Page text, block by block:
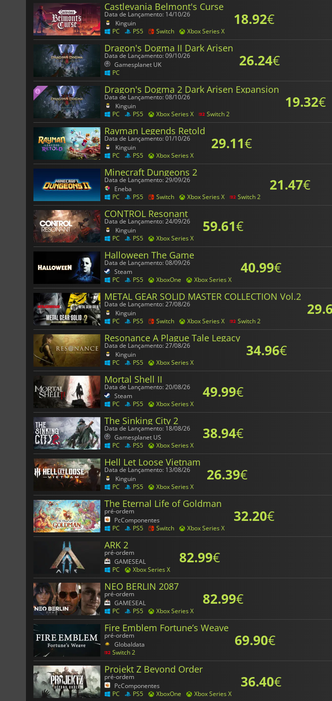
Castlevania Belmont's Curse
Data de Lançamento: 14/10/26
Kinguin
PC
PS5 Switch Xbox Series X
18.92€
Dragon's Dogma II Dark Arisen
Data de Lançamento: 09/10/26
Gamesplanet UK
PC
26.24€
Dragon's Dogma 2 Dark Arisen Expansion
Data de Lançamento: 08/10/26
Kinguin
PC
PS5 Xbox Series X Switch 2
19.32€
Rayman Legends Retold
Data de Lançamento: 01/10/26
Kinguin
PC
PS5 Xbox Series X
29.11€
Minecraft Dungeons 2
Data de Lançamento: 29/09/26
Eneba
PC
PS5 Switch Xbox Series X Switch 2
21.47€
CONTROL Resonant
Data de Lançamento: 24/09/26
Kinguin
PC
PS5 Xbox Series X
59.61€
Halloween The Game
Data de Lançamento: 08/09/26
Steam
PC
PS5 XboxOne Xbox Series X
40.99€
METAL GEAR SOLID MASTER COLLECTION Vol.2
Data de Lançamento: 27/08/26
Kinguin
PC
PS5 Switch Xbox Series X Switch 2
Resonance A Plague Tale Legacy
Data de Lançamento: 27/08/26
Kinguin
PC
PS5 Xbox Series X
34.96€
Mortal Shell II
Data de Lançamento: 20/08/26
Steam
PC
PS5 Xbox Series X
49.99€
The Sinking City 2
Data de Lançamento: 18/08/26
Gamesplanet US
PC
PS5 Xbox Series X
38.94€
Hell Let Loose Vietnam
Data de Lançamento: 13/08/26
Kinguin
PC
PS5 Xbox Series X
26.39€
The Eternal Life of Goldman
pré-ordem
PcComponentes
PC
PS5 Switch Xbox Series X
32.20€
ARK 2
pré-ordem
GAMESEAL
PC
Xbox Series X
82.99€
NEO BERLIN 2087
pré-ordem
GAMESEAL
PC
PS5 Xbox Series X
82.99€
Fire Emblem Fortune’s Weave
pré-ordem
Globaldata
Switch 2
69.90€
Projekt Z Beyond Order
pré-ordem
PcComponentes
PC
PS5 XboxOne Xbox Series X
36.40€